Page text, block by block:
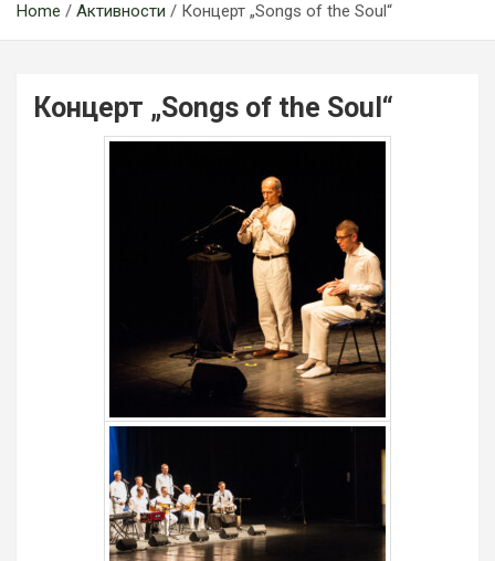
Home Активности Концерт „Songs of the Soul“
Концерт „Songs of the Soul“